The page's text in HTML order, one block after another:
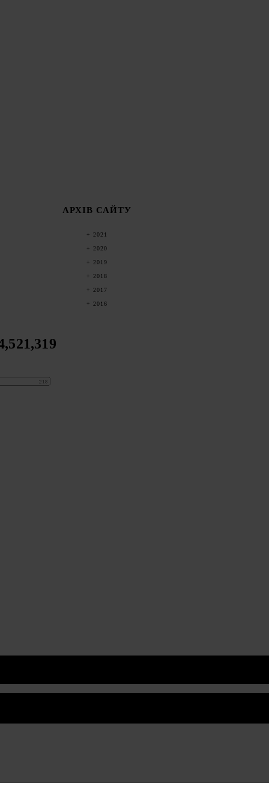
АРХІВ САЙТУ
2021
2020
2019
2018
2017
2016